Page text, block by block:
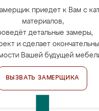
приедет к Вам с
материалов,
детальные замеры,
и сделает
Вашей будущей
ВЫЗВАТЬ ЗАМЕРЩИКА